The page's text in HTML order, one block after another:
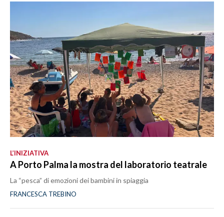
L’INIZIATIVA
A Porto Palma la mostra del laboratorio teatrale
La “pesca” di emozioni dei bambini in spiaggia
FRANCESCA TREBINO